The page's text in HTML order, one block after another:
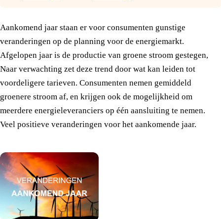
Aankomend jaar staan er voor consumenten gunstige
veranderingen op de planning voor de energiemarkt.
Afgelopen jaar is de productie van groene stroom gestegen,
Naar verwachting zet deze trend door wat kan leiden tot
voordeligere tarieven. Consumenten nemen gemiddeld
groenere stroom af, en krijgen ook de mogelijkheid om
meerdere energieleveranciers op één aansluiting te nemen.
Veel positieve veranderingen voor het aankomende jaar.